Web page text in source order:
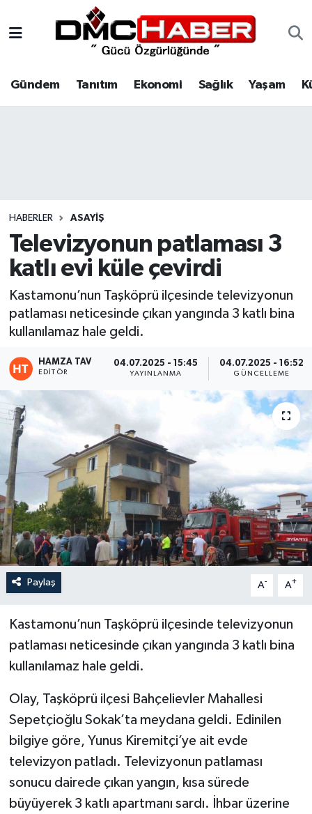
Gündem Tanıtım Ekonomi Sağlık Yaşam
HABERLER ASAYIŞ
Televizyonun patlaması 3
katlı evi küle çevirdi
Kastamonu’nun Taşköprü ilçesinde televizyonun
patlaması neticesinde çıkan yangında 3 katlı bina
kullanılamaz hale geldi.
HAMZA TAV
EDITÖR
04.07.2025 - 15:45
YAYINLANMA
04.07.2025 - 16:52
GÜNCELLEME
Paylaş A- A+
Kastamonu’nun Taşköprü ilçesinde televizyonun
patlaması neticesinde çıkan yangında 3 katlı bina
kullanılamaz hale geldi.
Olay, Taşköprü ilçesi Bahçelievler Mahallesi
Sepetçioğlu Sokak’ta meydana geldi. Edinilen
bilgiye göre, Yunus Kiremitçi’ye ait evde
televizyon patladı. Televizyonun patlaması
sonucu dairede çıkan yangın, kısa sürede
büyüyerek 3 katlı apartmanı sardı. İhbar üzerine
Tanıtım
Spor
Siyaset
Eğitim
Teknoloji
Resmi İlan
Nöbetçi Eczaneler
Hava Durumu
Haber Arşivi